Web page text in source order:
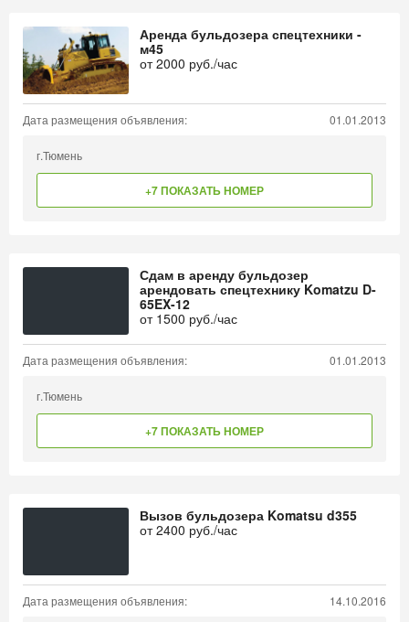
Аренда бульдозера спецтехники -
м45
от2000 руб./час
Дата размещения объявления: 01.01.2013
г.Тюмень
+7 ПОКАЗАТЬ НОМЕР
Сдам в аренду бульдозер
арендовать спецтехнику Komatzu D-
65EX-12
от 1500 руб./час
Дата размещения объявления: 01.01.2013
г.Тюмень
+7 ПОКАЗАТЬ НОМЕР
Вызов бульдозера Komatsu d355
от2400 руб./час
Дата размещения объявления: 14.10.2016